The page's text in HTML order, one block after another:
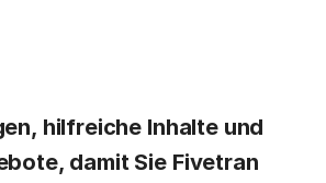
hilfreiche Inhalte und
damit Sie Fivetran